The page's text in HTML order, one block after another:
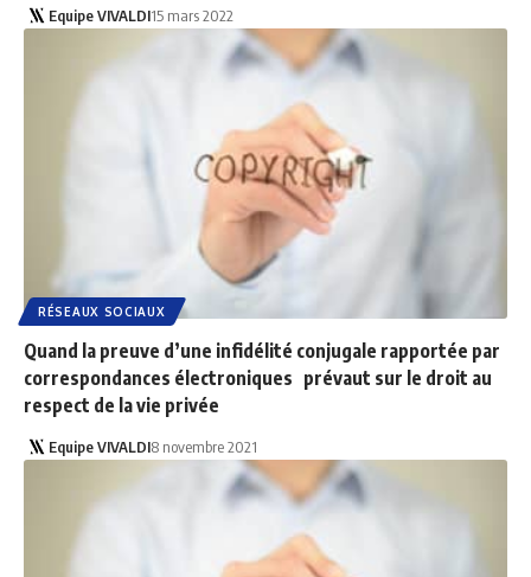
Equipe VIVALDI15 mars 2022
RÉSEAUX SOCIAUX
Quand la preuve d’une infidélité conjugale rapportée par
correspondances électroniques prévaut sur le droit au
respect de la vie privée
Equipe VIVALDI8 novembre 2021